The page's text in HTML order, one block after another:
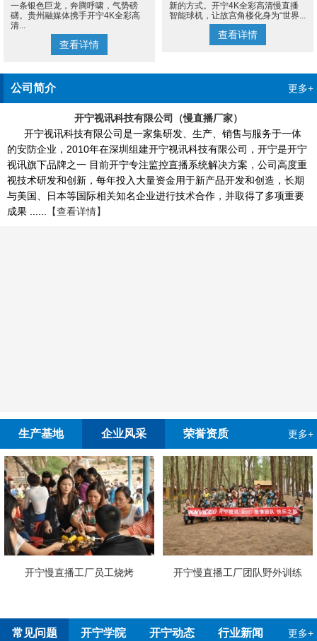
一条银色巨龙，奔腾呼啸，气势磅
礴。贵州融媒体携手开宁4K全彩高
清...
查看详情
新的方式。开宁4K全彩高清慢直播
智能球机，让故宫角楼化身为“世界...
查看详情
公司简介 更多+
开宁视讯科技有限公司（慢直播厂家）
开宁视讯科技有限公司是一家集研发、生产、销售与服务于一体
的安防企业，2010年在深圳组建开宁视讯科技有限公司，开宁是开宁
视讯旗下品牌之一 目前开宁专注监控直播系统解决方案，公司高度重
视技术研发和创新，每年投入大量资金用于新产品开发和创造，长期
与美国、日本等国际相关知名企业进行技术合作，并取得了多项重要
成果 ......
【查看详情】
生产基地 企业风采 荣誉资质 更多+
直播工厂员工烧烤
开宁慢直播工厂团队野外训练
常见问题 开宁学院 开宁动态 行业新闻 更多+